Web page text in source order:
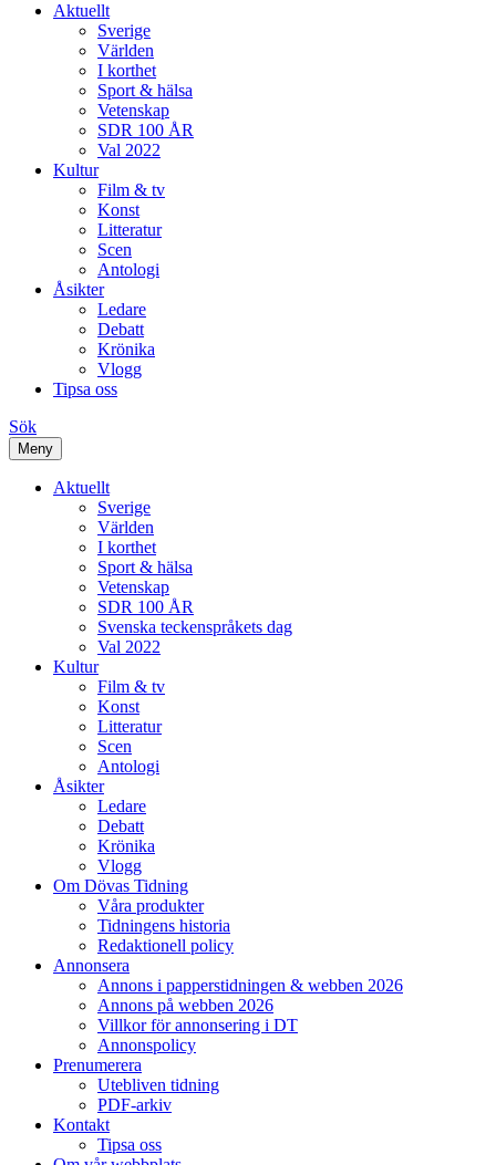
Aktuellt
Sverige
Världen
I korthet
Sport & hälsa
Vetenskap
SDR 100 ÅR
Val 2022
Kultur
Film & tv
Konst
Litteratur
Scen
Antologi
Åsikter
Ledare
Debatt
Krönika
Vlogg
Tipsa oss
Sök
Meny
Aktuellt
Sverige
Världen
I korthet
Sport & hälsa
Vetenskap
SDR 100 ÅR
Svenska teckenspråkets dag
Val 2022
Kultur
Film & tv
Konst
Litteratur
Scen
Antologi
Åsikter
Ledare
Debatt
Krönika
Vlogg
Om Dövas Tidning
Våra produkter
Tidningens historia
Redaktionell policy
Annonsera
Annons i papperstidningen & webben 2026
Annons på webben 2026
Villkor för annonsering i DT
Annonspolicy
Prenumerera
Utebliven tidning
PDF-arkiv
Kontakt
Tipsa oss